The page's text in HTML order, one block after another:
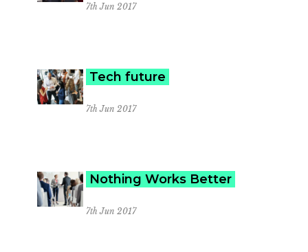
7th Jun 2017
Tech future
7th Jun 2017
Nothing Works Better
7th Jun 2017